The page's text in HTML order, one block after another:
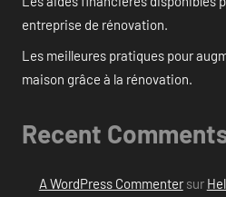
entreprise de rénovation.
Les meilleures pratiques pour
maison grâce à la rénovation.
Recent
A WordPress Commentersur